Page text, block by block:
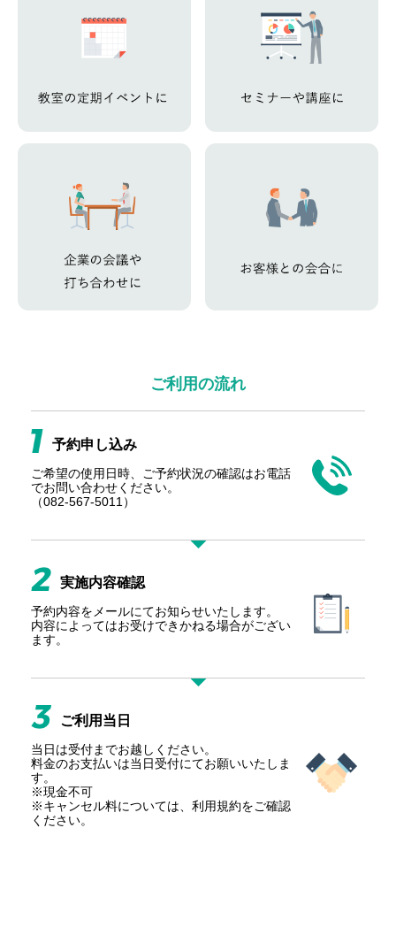
ご利用の流れ
予約申し込み
ご希望の使用日時、ご予約状況の確認はお電話
でお問い合わせください。
（082-567-5011）
実施内容確認
予約内容をメールにてお知らせいたします。
内容によってはお受けできかねる場合がござい
ます。
ご利用当日
当日は受付までお越しください。
料金のお支払いは当日受付にてお願いいたしま
す。
※現金不可
※キャンセル料については、 利用規約をご確認
ください。